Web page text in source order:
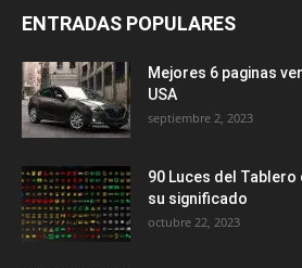
ENTRADAS POPULARES
Mejores 6 paginas
USA
septiembre 2, 2023
90 Luces del Tablero
su significado
octubre 22, 2023